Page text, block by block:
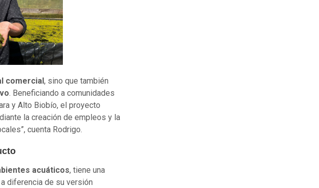
comercial , sino que también
. Beneficiando a comunidades
y Alto Biobío, el proyecto
la creación de empleos y la
cuenta Rodrigo.
acuáticos, tiene una
diferencia de su versión